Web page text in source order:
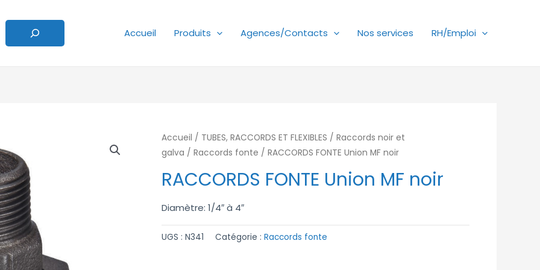
Accueil
Produits Agences/Contacts Nos services RH/Emploi
Accueil / TUBES, RACCORDS ET FLEXIBLES /Raccords noir et
galva /Raccords fonte / RACCORDS FONTE Union MF noir
RACCORDS FONTE Union MF noir
Diamètre: 1/4″ à 4″
UGS :N341 Catégorie :Raccords fonte